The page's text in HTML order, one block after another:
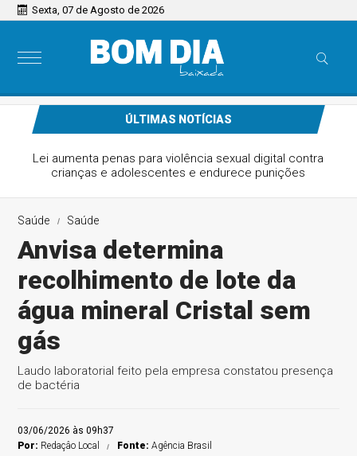
Sexta, 07 de Agosto de 2026
ÚLTIMAS NOTÍCIAS
Lei aumenta penas para violência sexual digital contra
crianças e adolescentes e endurece punições
Saúde Saúde
Anvisa determina
recolhimento de lote da
água mineral Cristal sem
gás
Laudo laboratorial feito pela empresa constatou presença
de bactéria
03/06/2026 às 09h37
Por: Redaçâo Local Fonte:Agência Brasil